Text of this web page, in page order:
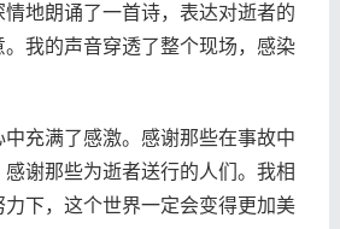
地朗诵了一首诗，表达对逝者的
我的声音穿透了整个现场，感染
充满了感激。感谢那些在事故中
谢那些为逝者送行的人们。我相
下，这个世界一定会变得更加美